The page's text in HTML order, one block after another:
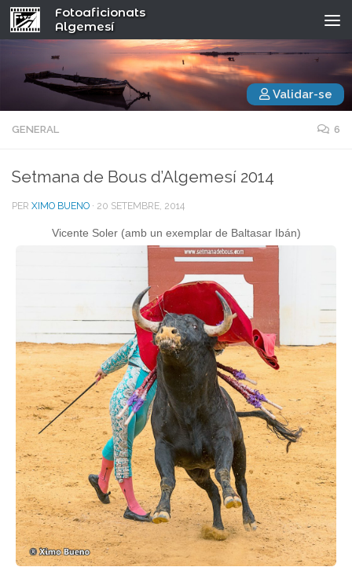
Fotoaficionats
Algemesí
Validar-se
GENERAL 6
Setmana de Bous d’Algemesí 2014
PER XIMO BUENO · 20 SETEMBRE, 2014
Vicente Soler (amb un exemplar de Baltasar Ibán)